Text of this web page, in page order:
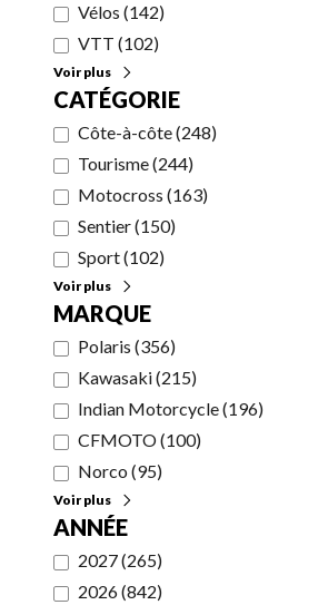
Vélos (142)
VTT (102)
Voir plus
CATÉGORIE
Côte-à-côte(248)
Tourisme(244)
Motocross (163)
Sentier(150)
Sport(102)
Voir plus
MARQUE
Polaris (356)
Kawasaki(215)
Indian Motorcycle(196)
CFMOTO(100)
Norco (95)
Voir plus
ANNÉE
2027(265)
2026(842)